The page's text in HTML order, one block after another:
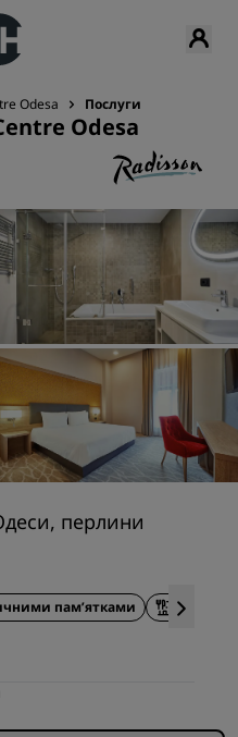
Odesa Послуги
Odesa
перлини
пам’ятками